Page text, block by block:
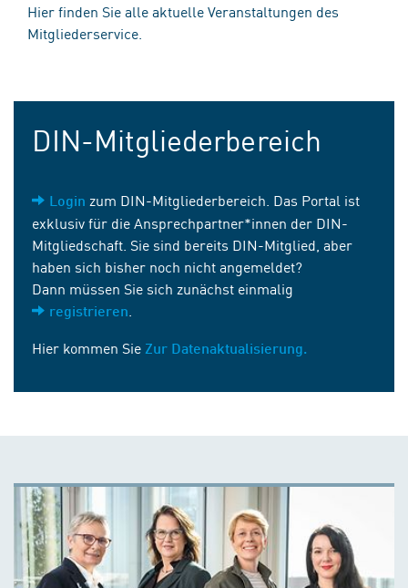
Hier finden Sie alle aktuelle Veranstaltungen des
Mitgliederservice.
DIN-Mitgliederbereich
Login zum DIN-Mitgliederbereich. Das Portal ist
exklusiv für die Ansprechpartner*innen der DIN-
Mitgliedschaft. Sie sind bereits DIN-Mitglied, aber
haben sich bisher noch nicht angemeldet?
Dann müssen Sie sich zunächst einmalig
registrieren
Hier kommen Sie Zur Datenaktualisierung.